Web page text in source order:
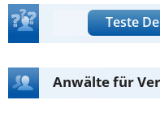
Teste
Anwälte für